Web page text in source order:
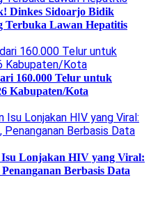
Dinkes Sidoarjo Bidik
Terbuka Lawan Hepatitis
160.000 Telur untuk
Kabupaten/Kota
Lonjakan HIV yang Viral:
Berbasis Data